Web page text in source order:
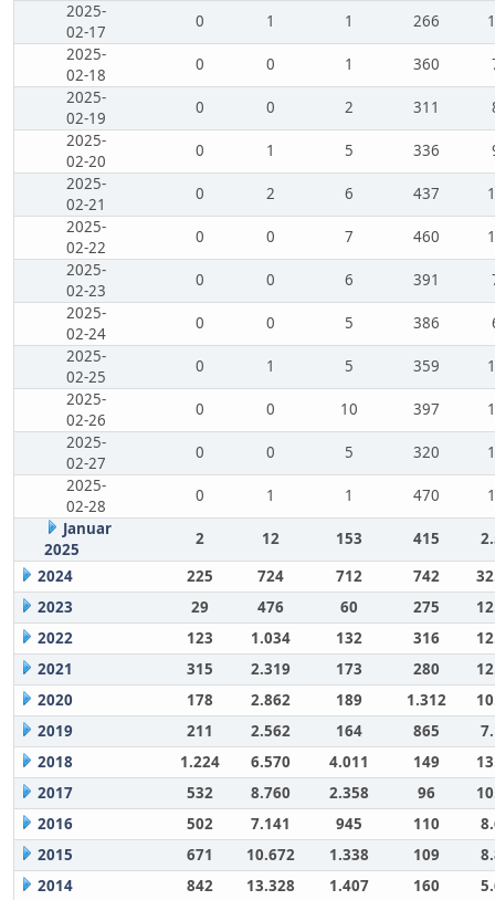
2025-
02-17
0 1 1 266
2025-
02-18
0 0 1 360
2025-
02-19
0 0 2 311
2025-
02-20
0 1 5 336
2025-
02-21
0 2 6 437
2025-
02-22
0 0 7 460
2025-
02-23
0 0 6 391
2025-
02-24
0 0 5 386
2025-
02-25
0 1 5 359
2025-
02-26
0 0 10 397
2025-
02-27
0 0 5 320
2025-
02-28
0 1 1 470
Januar
2025
2 12 153 415
2024
225 724 712 742
2023
29 476 60 275
2022
123 1.034 132 316
2021
315 2.319 173 280
2020
178 2.862 189 1.312
2019
211 2.562 164 865
2018
1.224 6.570 4.011 149
2017
532 8.760 2.358 96
2016
502 7.141 945 110
2015
671 10.672 1.338 109
2014
842 13.328 1.407 160